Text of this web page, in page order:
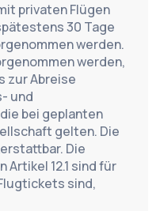
privaten Flügen
30 Tage
werden.
werden,
zur Abreise
und
bei geplanten
gelten. Die
Die
Artikel 12.1 sind für
sind,